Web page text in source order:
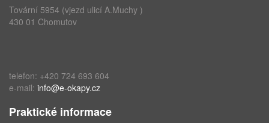
Tovární 5954 (vjezd ulicí A.Muchy )
430 01 Chomutov
telefon: +420 724 693 604
e-mail: info@e-okapy.cz
Praktické informace